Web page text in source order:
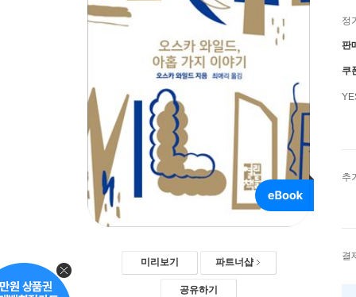
미리보기 파트너샵
공유하기
정
판
쿠
추
결